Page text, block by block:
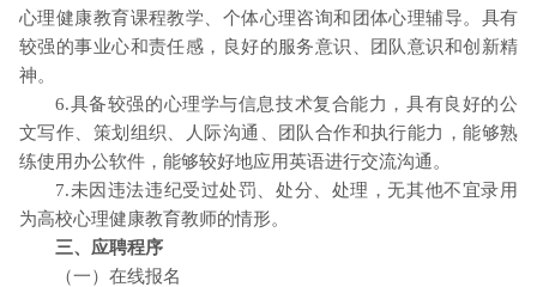
心理健康教育课程教学、个体心理咨询和团体心理辅导。具有
较强的事业心和责任感，良好的服务意识、团队意识和创新精
神。
6.具备较强的心理学与信息技术复合能力，具有良好的公
文写作、策划组织、人际沟通、团队合作和执行能力，能够熟
练使用办公软件，能够较好地应用英语进行交流沟通。
7.未因违法违纪受过处罚、处分、处理，无其他不宜录用
为高校心理健康教育教师的情形。
三、应聘程序
（一）在线报名